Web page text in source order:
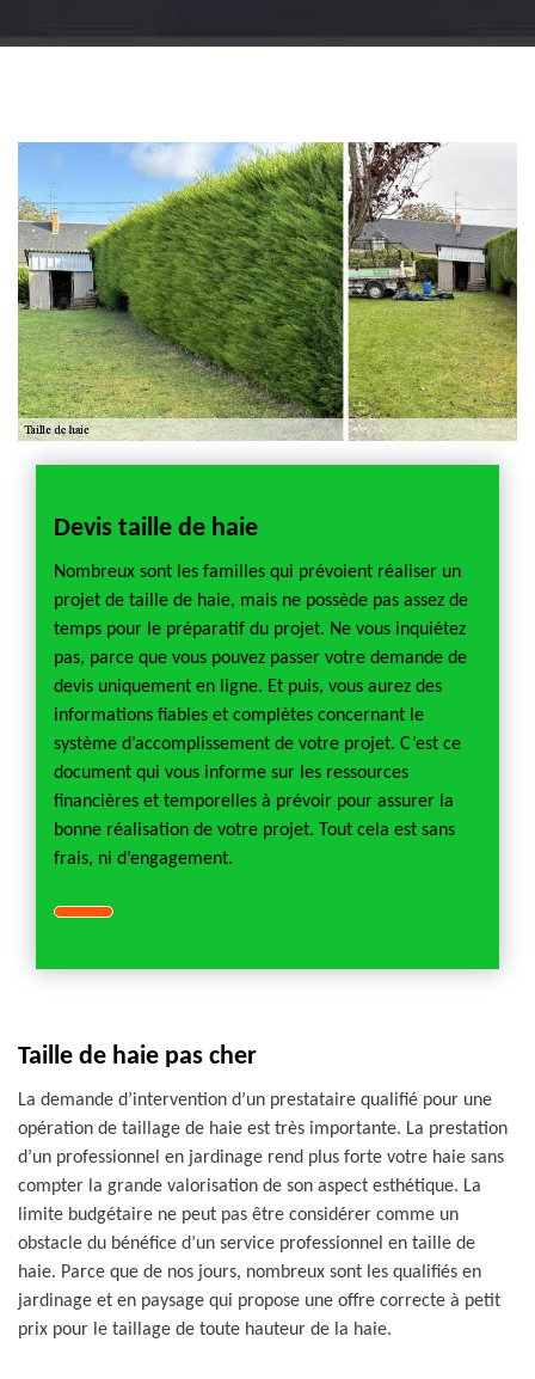
Devis taille de haie
Nombreux sont les familles qui prévoient réaliser un
projet de taille de haie, mais ne possède pas assez de
temps pour le préparatif du projet. Ne vous inquiétez
pas, parce que vous pouvez passer votre demande de
devis uniquement en ligne. Et puis, vous aurez des
informations fiables et complètes concernant le
système d’accomplissement de votre projet. C’est ce
document qui vous informe sur les ressources
financières et temporelles à prévoir pour assurer la
bonne réalisation de votre projet. Tout cela est sans
frais, ni d’engagement.
Taille de haie pas cher
La demande d’intervention d’un prestataire qualifié pour une
opération de taillage de haie est très importante. La prestation
d’un professionnel en jardinage rend plus forte votre haie sans
compter la grande valorisation de son aspect esthétique. La
limite budgétaire ne peut pas être considérer comme un
obstacle du bénéfice d’un service professionnel en taille de
haie. Parce que de nos jours, nombreux sont les qualifiés en
jardinage et en paysage qui propose une offre correcte à petit
prix pour le taillage de toute hauteur de la haie.